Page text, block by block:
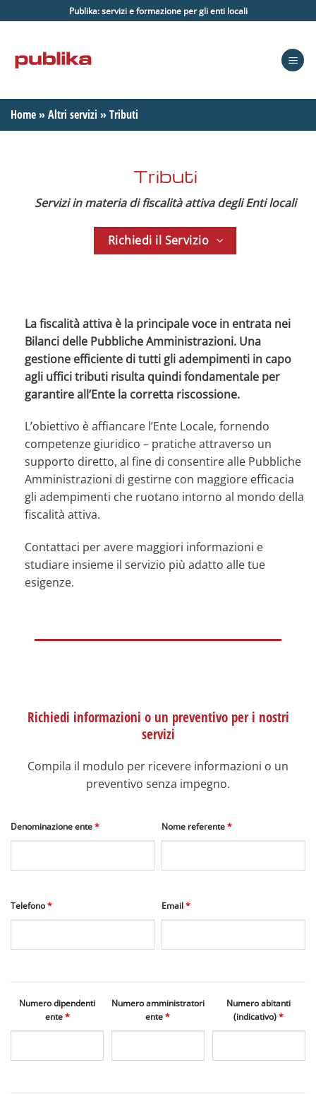
ai
Publika: servizi e formazione per gli enti locali
Home »Altri servizi »Tributi
Tributi
Servizi in materia di fiscalità attiva degli Enti locali
Richiedi il Servizio
La fiscalità attiva è la principale voce in entrata nei
Bilanci delle Pubbliche Amministrazioni. Una
gestione efficiente di tutti gli adempimenti in capo
agli uffici tributi risulta quindi fondamentale per
garantire all’Ente la corretta riscossione.
L’obiettivo è affiancare l’Ente Locale, fornendo
competenze giuridico – pratiche attraverso un
supporto diretto, al fine di consentire alle Pubbliche
Amministrazioni di gestirne con maggiore efficacia
gli adempimenti che ruotano intorno al mondo della
fiscalità attiva.
Contattaci per avere maggiori informazioni e
studiare insieme il servizio più adatto alle tue
esigenze.
Richiedi informazioni o un preventivo per i nostri
servizi
Compila il modulo per ricevere informazioni o un
preventivo senza impegno.
Denominazione ente* Nome referente*
Telefono* Email*
Numero dipendenti
ente*
Numero amministratori
ente*
Numero abitanti
(indicativo)*